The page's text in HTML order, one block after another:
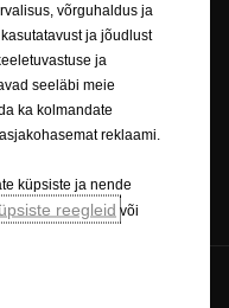
Broneeri proovisõit
Hinnakirjad
võrguhaldus ja
ja jõudlust
ja
seeläbi meie
ka kolmandate
reklaami.
küpsiste ja nende
reegleid või